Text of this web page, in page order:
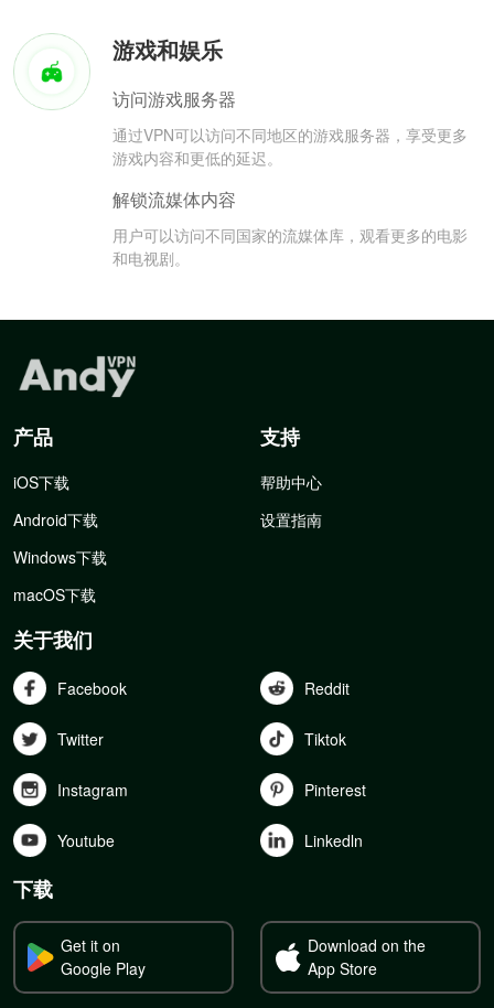
游戏和娱乐
访问游戏服务器
通过VPN可以访问不同地区的游戏服务器，享受更多
游戏内容和更低的延迟。
解锁流媒体内容
用户可以访问不同国家的流媒体库，观看更多的电影
和电视剧。
产品
iOS下载
Android下载
Windows下载
macOS下载
支持
帮助中心
设置指南
关于我们
Facebook Reddit
Twitter Tiktok
Instagram Pinterest
Youtube Linkedln
下载
Get it on
Google Play
Download on the
App Store